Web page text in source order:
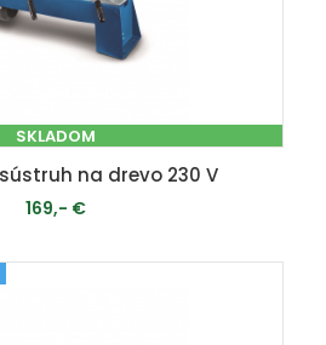
SKLADOM
na drevo 230 V
169,- €
DO KOŠÍKA